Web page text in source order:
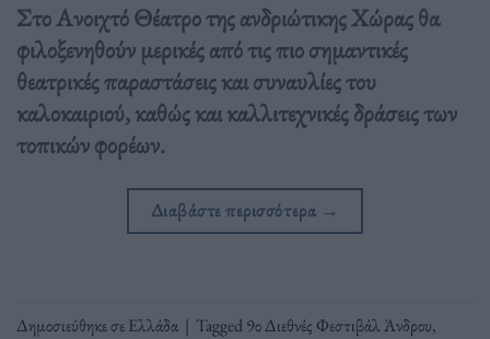
Στο Ανοιχτό Θέατρο της ανδριώτικης Χώρας θα
φιλοξενηθούν μερικές από τις πιο σημαντικές
θεατρικές παραστάσεις και συναυλίες του
καλοκαιριού, καθώς και καλλιτεχνικές δράσεις των
τοπικών φορέων.
Διαβάστε περισσότερα →
Δημοσιεύθηκε σεΕλλάδα | Tagged9ο Διεθνές Φεστιβάλ Άνδρου,